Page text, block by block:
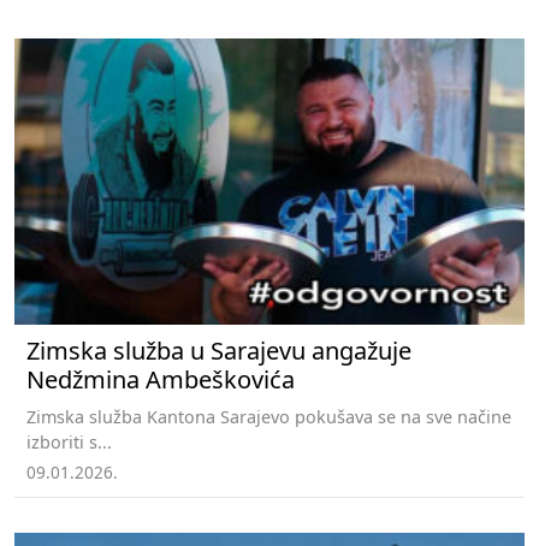
Zimska služba u Sarajevu angažuje
Nedžmina Ambeškovića
Zimska služba Kantona Sarajevo pokušava se na sve načine
izboriti s...
09.01.2026.